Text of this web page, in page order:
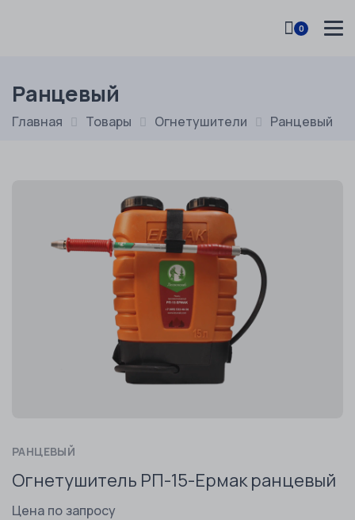
0
Ранцевый
Главная Товары Огнетушители Ранцевый
РАНЦЕВЫЙ
Огнетушитель РП-15-Ермак ранцевый
Цена по запросу